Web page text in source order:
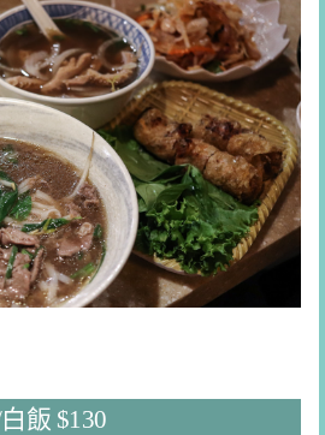
飯 $130